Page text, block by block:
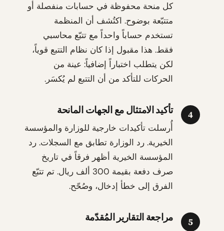
كل منحة محفوظة في حسابات منفصلة أو
متتبّعة بوضوح. اكتُشف أن المنظمة
تستخدم حساباً واحداً مع تتبّع محاسبي
فقط. هذا مقبول إذا كان نظام التتبع قوياً،
لكن يتطلب اختباراً إضافياً: عينة من
الحركات للتأكد من أن التتبع لم يُكسَر.
4 تأكيد الامتثال مع الجهات المانحة
أُرسلت تأكيدات خارجية للوزارة والمؤسسة
الخيرية. رد الوزارة تطابق مع السجلات. رد
المؤسسة الخيرية أظهر فرقاً في تاريخ
صرف دفعة بقيمة 300 ألف ريال. تم تتبّع
الفرق إلى خطأ إدخال، وصُحّح.
5 مراجعة التقارير المُقدّمة